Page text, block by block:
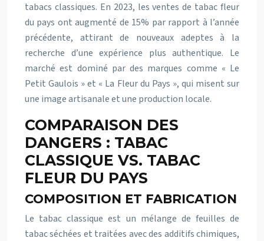
tabacs classiques. En 2023, les ventes de tabac fleur
du pays ont augmenté de 15% par rapport à l’année
précédente, attirant de nouveaux adeptes à la
recherche d’une expérience plus authentique. Le
marché est dominé par des marques comme « Le
Petit Gaulois » et « La Fleur du Pays », qui misent sur
une image artisanale et une production locale.
COMPARAISON DES
DANGERS : TABAC
CLASSIQUE VS. TABAC
FLEUR DU PAYS
COMPOSITION ET FABRICATION
Le tabac classique est un mélange de feuilles de
tabac séchées et traitées avec des additifs chimiques,